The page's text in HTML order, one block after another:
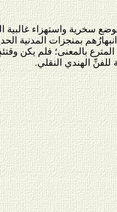
واستهزاء غالبية
بمنجزات المدنية
بالمعنى؛ فلم يكن
للفنِّ الهندي النقلي.